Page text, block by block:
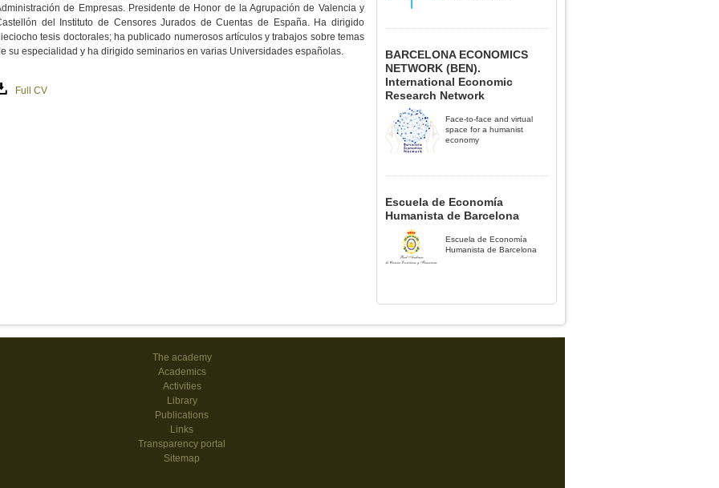
de Empresas. Presidente de Honor de la Agrupación de Valencia y
del Instituto de Censores Jurados de Cuentas de España. Ha dirigido
tesis doctorales; ha publicado numerosos artículos y trabajos sobre temas
su especialidad y ha dirigido seminarios en varias Universidades españolas.
Full CV
BARCELONA ECONOMICS
NETWORK (BEN).
International Economic
Research Network
Face-to-face and virtual
space for a humanist
economy
Escuela de Economía
Humanista de Barcelona
Escuela de Economía
Humanista de Barcelona
The academy
Academics
Activities
Library
Publications
Links
Transparency portal
Sitemap